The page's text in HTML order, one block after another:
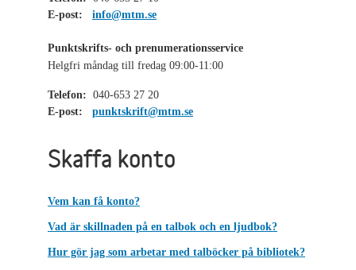
E-post:
info@mtm.se
Punktskrifts- och prenumerationsservice
Helgfri måndag till fredag 09:00-11:00
Telefon: 040-653 27 20
E-post:
punktskrift@mtm.se
Skaffa konto
Vem kan få konto?
Vad är skillnaden på en talbok och en ljudbok?
Hur gör jag som arbetar med talböcker på bibliotek?